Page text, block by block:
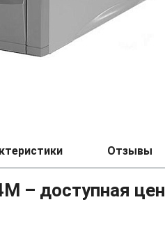
Отзывы
– доступная